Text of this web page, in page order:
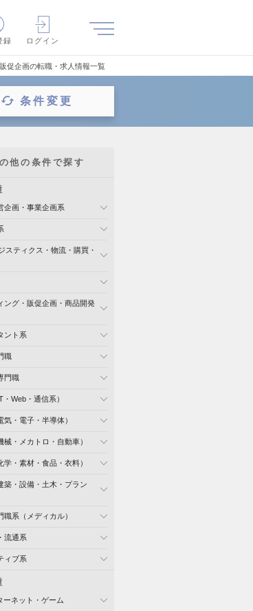
録 ログイン
促企画の転職・求人情報一覧
条件変更
他の条件で探す
企画・事業企画系
スティクス・物流・購買・
ング・販促企画・商品開発
ント系
職
門職
Web・通信系）
気・電子・半導体）
械・メカトロ・自動車）
学・素材・食品・衣料）
築・設備・土木・プラン
職系（メディカル）
流通系
ィブ系
ーネット・ゲーム